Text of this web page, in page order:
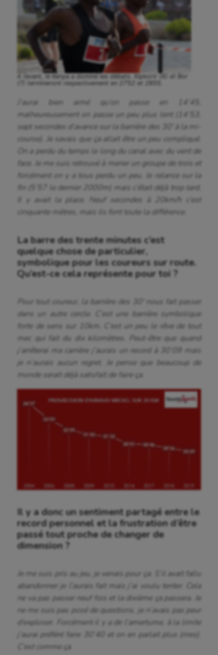
Aéronautique
Athlétisme
Aviron
Balle à la main
Ballon au poing
A l’avant, le Kenya a dominé les débats. Kipkorir (6) et Bor
(7) termineront respectivement en 27’52 et 28’05.
J’aurai bien aimé qu’on passe en 14’45,
malheureusement on passe un peu plus lent (14’53,
sept secondes d’avance sur la barrière des 30′ à la mi-
course). Je savais que ça allait être un peu compliqué.
On a perdu du temps le long du canal avec du vent de
face. Je me suis retrouvé à mener un groupe de trois et
forcément on y a tous perdu un peu. Je relance sur la
fin (5’57 le dernier 2000m) mais c’était déjà trop tard.
Il y avait la place. Neuf secondes à 20km/h c’est
cinquante mètres, mais ils font toute la différence.
La barre des trente minutes c’est
quelque chose de particulier,
symbolique pour les coureurs sur route.
Qu’est-ce cela représente pour toi ?
Pour tout coureur, la barrière des 30′ nous fait passer
dans un autre cercle. C’est une barrière symbolique
forte de sens sur 10km. C’est un peu le rêve de tout
mec qui fait du dix kilomètres. Peut-être que quand
j’arrêterai ma carrière j’aurais un record à 30’09 mais
je n’aurais aucun regret. Je pense que beaucoup de
monde serait déjà satisfait de faire ça.
Il y a donc un sentiment partagé entre le
record personnel et la frustration d’être
passé tout proche de changer de
dimension ?
Je me suis pris au jeu, je venais pour ça. S’il avait fallu
abandonner je l’aurais fait mais j’ai voulu tenter. Cela
ne va pas passer neuf fois et la dixième ça passera. Je
ne me suis pas posé de questions, je n’avais pas peur
d’exploser. Forcément il y a de l’amertume, à la limite
j’aurai préféré faire 30’40 et on en parlait plus (rires).
C’est comme ça.